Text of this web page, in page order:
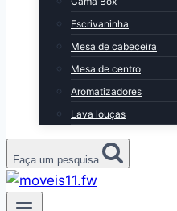
Escrivaninha
Mesa de cabeceira
Mesa de centro
Aromatizadores
Lava louças
Faça um pesquisa